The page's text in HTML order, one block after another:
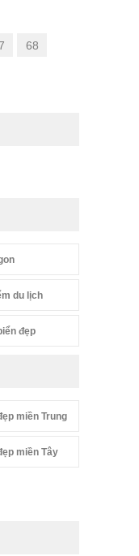
68
du lịch
đẹp
miền Trung
miền Tây